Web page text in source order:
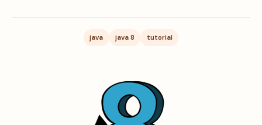
java java 8 tutorial